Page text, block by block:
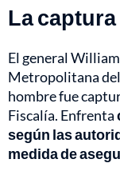
La
El general
Metropolitana
hombre fue
Fiscalía. Enfrenta
según las
medida de